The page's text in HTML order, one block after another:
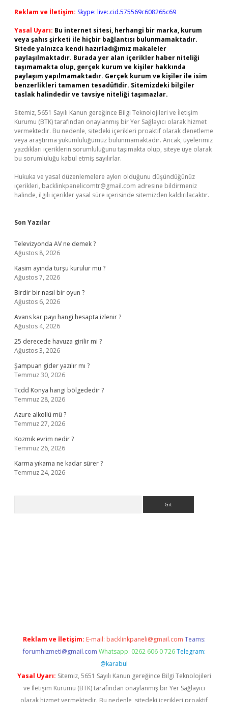
Reklam ve İletişim: Skype: live:.cid.575569c608265c69
Yasal Uyarı: Bu internet sitesi, herhangi bir marka, kurum
veya şahıs şirketi ile hiçbir bağlantısı bulunmamaktadır.
Sitede yalnızca kendi hazırladığımız makaleler
paylaşılmaktadır. Burada yer alan içerikler haber niteliği
taşımamakta olup, gerçek kurum ve kişiler hakkında
paylaşım yapılmamaktadır. Gerçek kurum ve kişiler ile isim
benzerlikleri tamamen tesadüfidir. Sitemizdeki bilgiler
taslak halindedir ve tavsiye niteliği taşımazlar.
Sitemiz, 5651 Sayılı Kanun gereğince Bilgi Teknolojileri ve İletişim
Kurumu (BTK) tarafından onaylanmış bir Yer Sağlayıcı olarak hizmet
vermektedir. Bu nedenle, sitedeki içerikleri proaktif olarak denetleme
veya araştırma yükümlülüğümüz bulunmamaktadır. Ancak, üyelerimiz
yazdıkları içeriklerin sorumluluğunu taşımakta olup, siteye üye olarak
bu sorumluluğu kabul etmiş sayılırlar.
Hukuka ve yasal düzenlemelere aykırı olduğunu düşündüğünüz
içerikleri, backlinkpanelicomtr@gmail.com adresine bildirmeniz
halinde, ilgili içerikler yasal süre içerisinde sitemizden kaldırılacaktır.
Son Yazılar
Televizyonda AV ne demek ?
Ağustos 8, 2026
Kasim ayında turşu kurulur mu ?
Ağustos 7, 2026
Birdir bir nasıl bir oyun ?
Ağustos 6, 2026
Avans kar payı hangi hesapta izlenir ?
Ağustos 4, 2026
25 derecede havuza girilir mi ?
Ağustos 3, 2026
Şampuan gider yazılır mı ?
Temmuz 30, 2026
Tcdd Konya hangi bölgededir ?
Temmuz 28, 2026
Azure alkollü mü ?
Temmuz 27, 2026
Kozmik evrim nedir ?
Temmuz 26, 2026
Karma yıkama ne kadar sürer ?
Temmuz 24, 2026
Reklam ve İletişim: E-mail: backlinkpaneli@gmail.com Teams:
forumhizmeti@gmail.com Whatsapp: 0262 606 0 726 Telegram:
@karabul
Yasal Uyarı: Sitemiz, 5651 Sayılı Kanun gereğince Bilgi Teknolojileri
ve İletişim Kurumu (BTK) tarafından onaylanmış bir Yer Sağlayıcı
olarak hizmet vermektedir. Bu nedenle, sitedeki içerikleri proaktif